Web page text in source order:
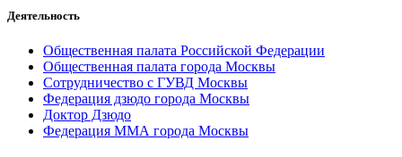
Деятельность
Общественная палата Российской Федерации
Общественная палата города Москвы
Сотрудничество с ГУВД Москвы
Федерация дзюдо города Москвы
Доктор Дзюдо
Федерация ММА города Москвы